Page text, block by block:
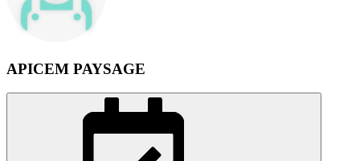
APICEM PAYSAGE